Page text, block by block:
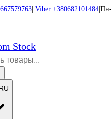
Viber +380682101484
Stock